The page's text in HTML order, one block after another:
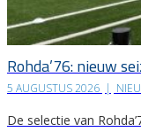
Rohda’76: nieuw
5 AUGUSTUS 2026 |
De selectie van